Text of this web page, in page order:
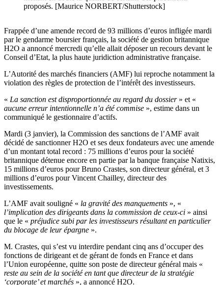
proposés. [Maurice NORBERT/Shutterstock]
Frappée d’une amende record de 93 millions d’euros infligée mardi
par le gendarme boursier français, la société de gestion britannique
H2O a annoncé mercredi qu’elle allait déposer un recours devant le
Conseil d’Etat, la plus haute juridiction administrative française.
L’Autorité des marchés financiers (AMF) lui reproche notamment la
violation des règles de protection de l’intérêt des investisseurs.
« La sanction est disproportionnée au regard du dossier » et «
aucune erreur intentionnelle n’a été commise », estime dans un
communiqué le gestionnaire d’actifs.
Mardi (3 janvier), la Commission des sanctions de l’AMF avait
décidé de sanctionner H2O et ses deux fondateurs avec une amende
d’un montant total record : 75 millions d’euros pour la société
britannique détenue encore en partie par la banque française Natixis,
15 millions d’euros pour Bruno Crastes, son directeur général, et 3
millions d’euros pour Vincent Chailley, directeur des
investissements.
L’AMF avait souligné « la gravité des manquements », «
l’implication des dirigeants dans la commission de ceux-ci » ainsi
que le « préjudice subi par les investisseurs résultant en particulier
du blocage de leur épargne ».
M. Crastes, qui s’est vu interdire pendant cinq ans d’occuper des
fonctions de dirigeant et de gérant de fonds en France et dans
l’Union européenne, quitte son poste de directeur général mais «
reste au sein de la société en tant que directeur de la stratégie
‘corporate’ et marchés », a annoncé H2O.